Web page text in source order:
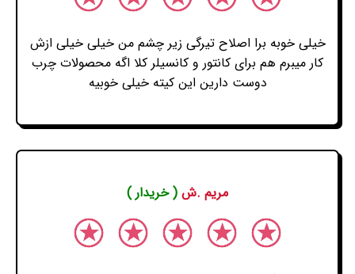
خیلی خوبه برا اصلاح تیرگی زیر چشم من خیلی خیلی ازش
کار میبرم هم برای کانتور و کانسیلر کلا اگه محصولات چرب
دوست دارین این کیته خیلی خوبیه
مریم .ش ( خریدار )